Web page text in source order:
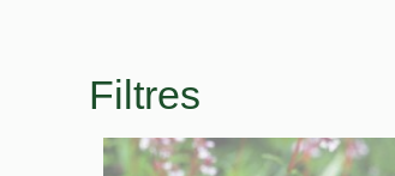
Filtres